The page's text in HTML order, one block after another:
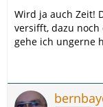
Wird ja auch Zeit!
versifft, dazu noch
gehe ich ungerne